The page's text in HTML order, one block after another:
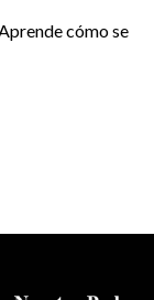
cómo se